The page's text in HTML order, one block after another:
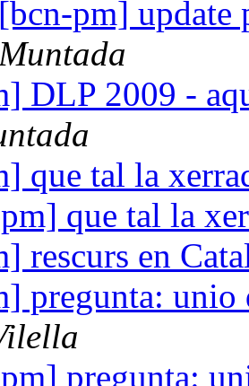
[bcn-pm] update
DLP 2009 -
que tal la
que tal la
rescurs en
pregunta: unio
pregunta: